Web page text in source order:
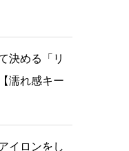
決める「リ
濡れ感キー
イロンをし